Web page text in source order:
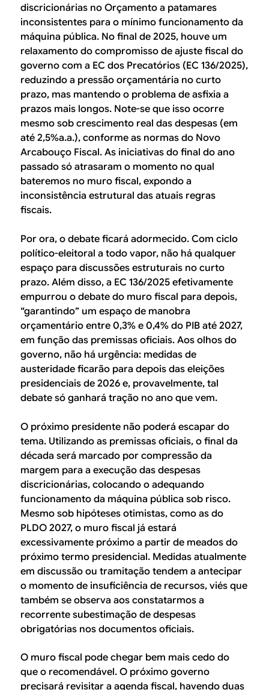
discricionárias no Orçamento a patamares
inconsistentes para o mínimo funcionamento da
máquina pública. No final de 2025, houve um
relaxamento do compromisso de ajuste fiscal do
governo com a EC dos Precatórios (EC 136/2025),
reduzindo a pressão orçamentária no curto
prazo, mas mantendo o problema de asfixia a
prazos mais longos. Note-se que isso ocorre
mesmo sob crescimento real das despesas (em
até 2,5%a.a.), conforme as normas do Novo
Arcabouço Fiscal. As iniciativas do final do ano
passado só atrasaram o momento no qual
bateremos no muro fiscal, expondo a
inconsistência estrutural das atuais regras
fiscais.
Por ora, o debate ficará adormecido. Com ciclo
político-eleitoral a todo vapor, não há qualquer
espaço para discussões estruturais no curto
prazo. Além disso, a EC 136/2025 efetivamente
empurrou o debate do muro fiscal para depois,
“garantindo” um espaço de manobra
orçamentário entre 0,3% e 0,4% do PIB até 2027,
em função das premissas oficiais. Aos olhos do
governo, não há urgência: medidas de
austeridade ficarão para depois das eleições
presidenciais de 2026 e, provavelmente, tal
debate só ganhará tração no ano que vem.
O próximo presidente não poderá escapar do
tema. Utilizando as premissas oficiais, o final da
década será marcado por compressão da
margem para a execução das despesas
discricionárias, colocando o adequando
funcionamento da máquina pública sob risco.
Mesmo sob hipóteses otimistas, como as do
PLDO 2027, o muro fiscal já estará
excessivamente próximo a partir de meados do
próximo termo presidencial. Medidas atualmente
em discussão ou tramitação tendem a antecipar
o momento de insuficiência de recursos, viés que
também se observa aos constatarmos a
recorrente subestimação de despesas
obrigatórias nos documentos oficiais.
O muro fiscal pode chegar bem mais cedo do
que o recomendável. O próximo governo
precisará revisitar a agenda fiscal, havendo duas